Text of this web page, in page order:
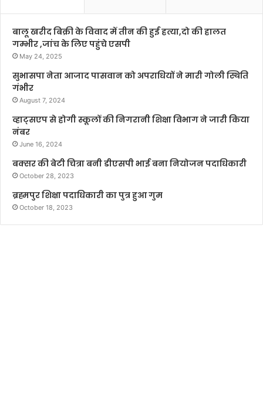
बालू खरीद बिक्री के विवाद में तीन की हुई हत्या,दो की हालत
गम्भीर ,जांच के लिए पहुंचे एसपी
May 24, 2025
सुभासपा नेता आजाद पासवान को अपराधियों ने मारी गोली स्थिति
गंभीर
August 7, 2024
व्हाट्सएप से होगी स्कूलों की निगरानी शिक्षा विभाग ने जारी किया
नंबर
June 16, 2024
बक्सर की बेटी चित्रा बनी डीएसपी भाई बना नियोजन पदाधिकारी
October 28, 2023
ब्रह्मपुर शिक्षा पदाधिकारी का पुत्र हुआ गुम
October 18, 2023